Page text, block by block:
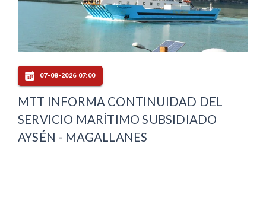
07-08-2026 07:00
MTT INFORMA CONTINUIDAD DEL
SERVICIO MARÍTIMO SUBSIDIADO
AYSÉN - MAGALLANES